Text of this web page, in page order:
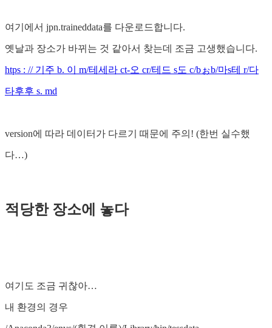
여기에서 jpn.traineddata를 다운로드합니다.
옛날과 장소가 바뀌는 것 같아서 찾는데 조금 고생했습니다.
htps : // 기주 b. 이 m/테세라 ct-오 cr/테드 s도 c/bぉb/마s테 r/다
타후후 s. md
version에 따라 데이터가 다르기 때문에 주의! (한번 실수했
다…)
적당한 장소에 놓다
여기도 조금 귀찮아…
내 환경의 경우